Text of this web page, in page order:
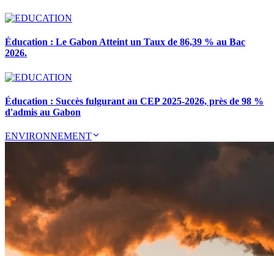
Éducation : Le Gabon Atteint un Taux de 86,39 % au Bac
2026.
Éducation : Succès fulgurant au CEP 2025-2026, près de 98 %
d'admis au Gabon
ENVIRONNEMENT